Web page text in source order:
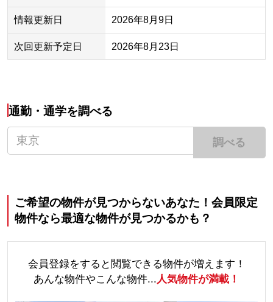
情報更新日 2026年8月9日
次回更新予定日 2026年8月23日
通勤・通学を調べる
調べる
ご希望の物件が見つからないあなた！会員限定
物件なら最適な物件が見つかるかも？
会員登録をすると閲覧できる物件が増えます！
あんな物件やこんな物件...人気物件が満載！